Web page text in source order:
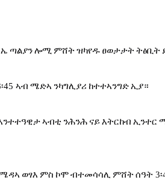
ኤ ጣልያንሎሚ ምሸትዝካየዱ ፀወታታትትፅቢት
፡45 ኣብ ሜድኣ ንካግሊያሪ ከተተኣንግድኢያ።
ኣብቲ ንሕንሕ ናይእትርከብ ኢንተር
ወፃእ ምስ ኮሞብተመሳሳሊ ምሸትሰዓት 3፡